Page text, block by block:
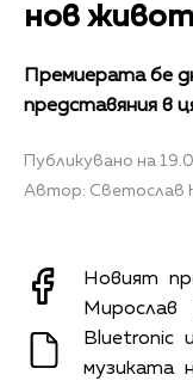
нов живот
Премиерата бе
представяния в
Публикувано на
Автор: Светослав
Новият
Bluetronic
музиката